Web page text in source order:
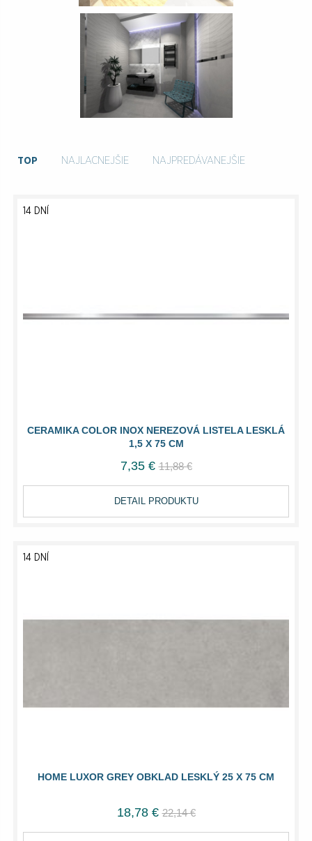
TOP NAJLACNEJŠIE NAJPREDÁVANEJŠIE
CERAMIKA COLOR INOX NEREZOVÁ LISTELA LESKLÁ
1,5 X 75 CM
14 DNÍ
7,35 € 11,88 €
DETAIL PRODUKTU
HOME LUXOR GREY OBKLAD LESKLÝ 25 X 75 CM
14 DNÍ
18,78 € 22,14 €